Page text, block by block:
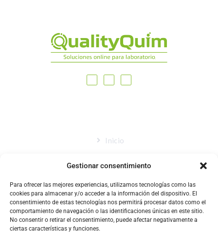
Gestionar consentimiento
Para ofrecer las mejores experiencias, utilizamos tecnologías como las
cookies para almacenar y/o acceder a la información del dispositivo. El
consentimiento de estas tecnologías nos permitirá procesar datos como el
comportamiento de navegación o las identificaciones únicas en este sitio.
No consentir o retirar el consentimiento, puede afectar negativamente a
ciertas características y funciones.
Inicio
Catálogo
Blog
Contacto